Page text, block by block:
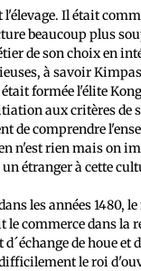
Il était
beaucoup plus
de son choix en
à savoir
formée l'élite
aux critères de
de comprendre
n'est rien mais on
étranger à cette
les années 1480,
commerce dans la
de houe et
le roi